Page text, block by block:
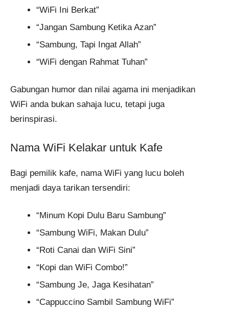
“WiFi Ini Berkat”
“Jangan Sambung Ketika Azan”
“Sambung, Tapi Ingat Allah”
“WiFi dengan Rahmat Tuhan”
Gabungan humor dan nilai agama ini menjadikan
WiFi anda bukan sahaja lucu, tetapi juga
berinspirasi.
Nama WiFi Kelakar untuk Kafe
Bagi pemilik kafe, nama WiFi yang lucu boleh
menjadi daya tarikan tersendiri:
“Minum Kopi Dulu Baru Sambung”
“Sambung WiFi, Makan Dulu”
“Roti Canai dan WiFi Sini”
“Kopi dan WiFi Combo!”
“Sambung Je, Jaga Kesihatan”
“Cappuccino Sambil Sambung WiFi”